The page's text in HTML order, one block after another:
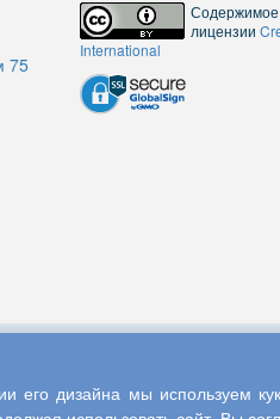
75
Содержимое
лицензии
International
его дизайна мы используем